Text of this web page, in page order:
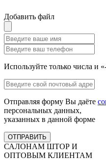
Добавить файл
Используйте только числа и
Отправляя форму Вы даёте
персональных данных,
указанных в данной форме
ОТПРАВИТЬ
САЛОНАМ ШТОР И
ОПТОВЫМ КЛИЕНТАМ